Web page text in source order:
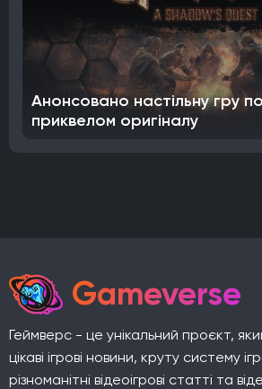
Анонсовано настільну гру
приквелом оригіналу
Gameverse
Геймверс - це унікальний проєкт,
цікаві ігрові новини, круту систему
різноманітні відеоігрові статті та